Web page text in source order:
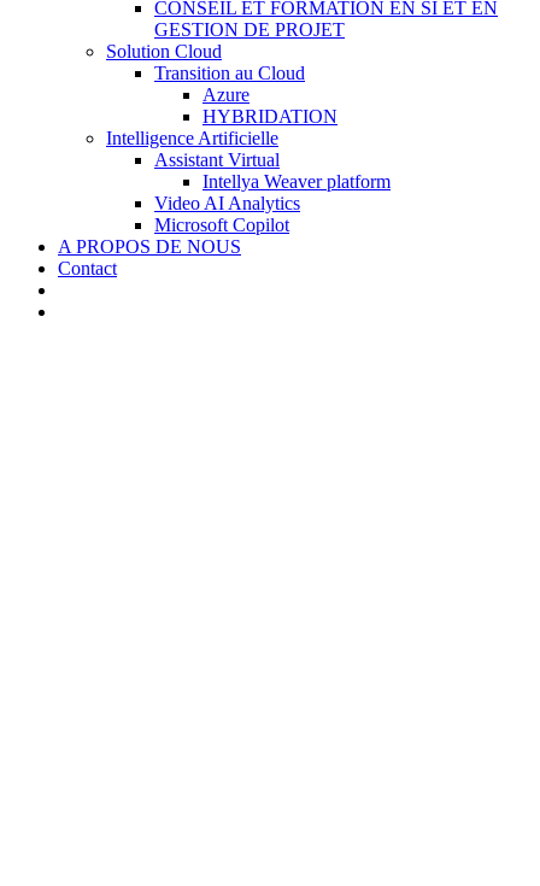
CONSEIL ET FORMATION EN SI ET EN
GESTION DE PROJET
Solution Cloud
Transition au Cloud
Azure
HYBRIDATION
Intelligence Artificielle
Assistant Virtual
Intellya Weaver platform
Video AI Analytics
Microsoft Copilot
A PROPOS DE NOUS
Contact